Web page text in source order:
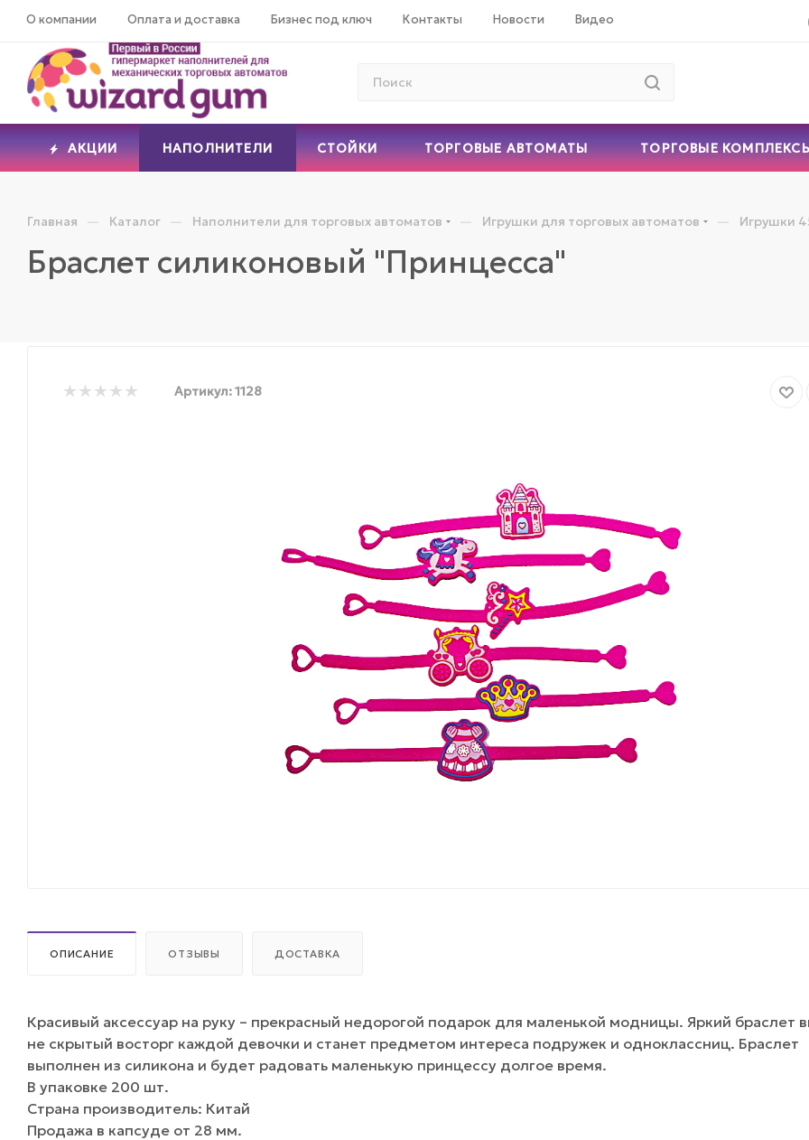
О компании Оплата и доставка Бизнес под ключ Контакты Новости Видео
АКЦИИ НАПОЛНИТЕЛИ СТОЙКИ ТОРГОВЫЕ АВТОМАТЫ ТОРГОВЫЕ
Главная — Каталог — Наполнители для торговых автоматов — Игрушки для торговых автоматов — Игрушки
Браслет силиконовый "Принцесса"
Артикул:1128
ОПИСАНИЕ ОТЗЫВЫ ДОСТАВКА
Красивый аксессуар на руку – прекрасный недорогой подарок для маленькой модницы. Яркий браслет
не скрытый восторг каждой девочки и станет предметом интереса подружек и одноклассниц. Браслет
выполнен из силикона и будет радовать маленькую принцессу долгое время.
В упаковке 200 шт.
Страна производитель: Китай
Продажа в капсуде от 28 мм.